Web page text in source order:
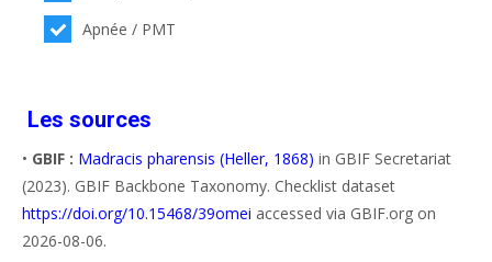
Apnée / PMT
Les sources
• GBIF : Madracis pharensis (Heller, 1868) in GBIF Secretariat
(2023). GBIF Backbone Taxonomy. Checklist dataset
https://doi.org/10.15468/39omei accessed via GBIF.org on
2026-08-06.